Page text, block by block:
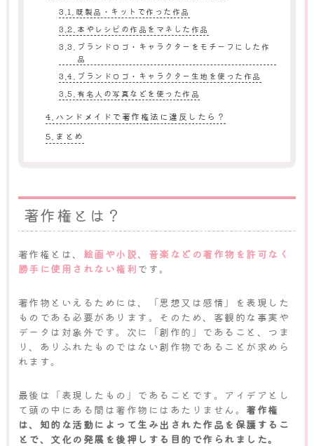
既製品・キットで作った作品
本やレシピの作品をマネした作品
ブランドロゴ・キャラクターをモチーフにした作
品
ブランドロゴ・キャラクター生地を使った作品
有名人の写真などを使った作品
ハンドメイドで著作権法に違反したら？
まとめ
著作権とは？
著作権とは、 絵画や小説、音楽などの著作物を許可なく
勝手に使用されない権利 です。
著作物といえるためには、「思想又は感情」を表現した
ものである必要があります。そのため、客観的な事実や
データは対象外です。次に「創作的」であること、つま
り、ありふれたものではない創作物であることが求めら
れます。
最後は「表現したもの」であることです。アイデアとし
て頭の中にある間は著作物にはあたりません。 著作権
は、知的な活動によって生み出された作品を保護するこ
とで、文化の発展を後押しする目的で作られました。